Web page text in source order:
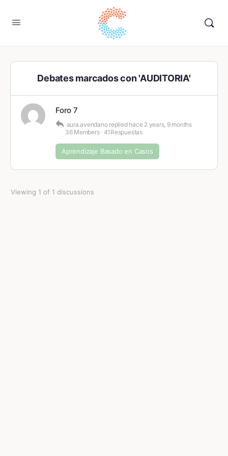
Debates marcados con 'AUDITORIA'
Foro 7
aura.avendano replied hace 2 years, 9 months
36 Members · 41Respuestas
Aprendizaje Basado en Casos
Viewing 1 of 1 discussions